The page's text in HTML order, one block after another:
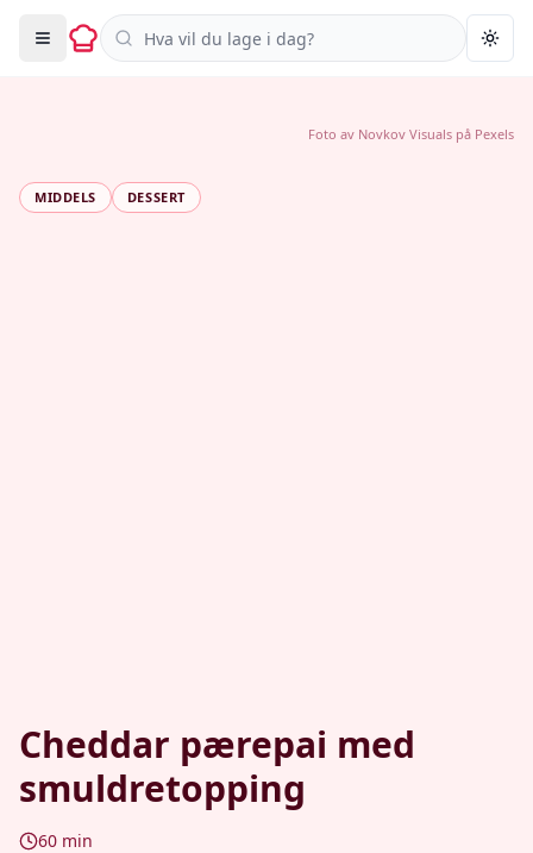
Søk i oppskrifter
MIDDELS DESSERT
Cheddar pærepai med
smuldretopping
60 min
Foto av Novkov Visuals på Pexels